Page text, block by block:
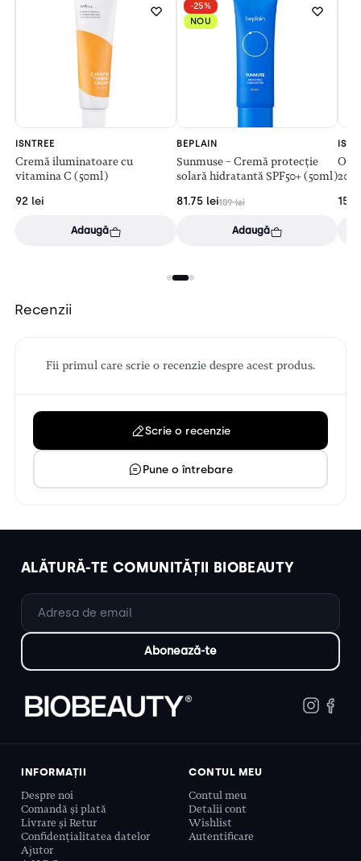
ISNTREE
Cremă iluminatoare cu
vitamina C (50ml)
92 lei
Adaugă
-25%
NOU
BEPLAIN
Sunmuse – Cremă protecție
solară hidratantă SPF50+ (50ml)
109lei
81.75 lei
Adaugă
153
Recenzii
Fii primul care scrie o recenzie despre acest produs.
Scrie o recenzie
Pune o întrebare
ALĂTURĂ-TE COMUNITĂȚII BIOBEAUTY
INFORMAȚII
Despre noi
Comandă și plată
Livrare și Retur
Confidențialitatea datelor
Ajutor
CONTUL MEU
Contul meu
Detalii cont
Wishlist
Autentificare